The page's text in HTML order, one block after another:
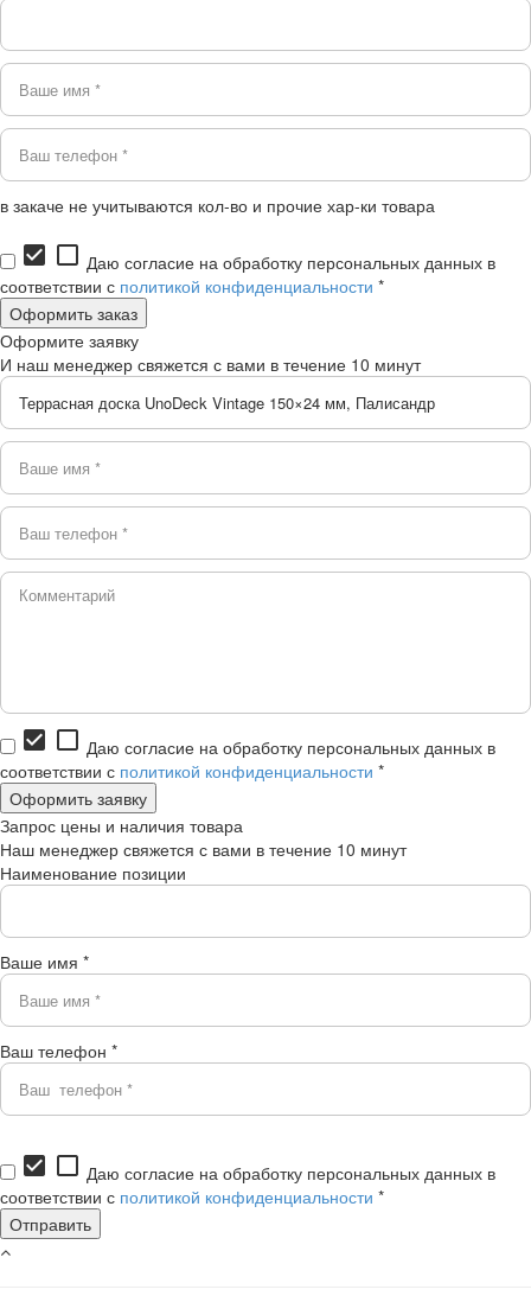
в закаче не учитываются кол-во и прочие хар-ки товара
check_box check_box_outline_blank Даю согласие на обработку персональных данных в
соответствии с политикой конфиденциальности *
Оформите заявку
И наш менеджер свяжется с вами в течение 10 минут
check_box check_box_outline_blank Даю согласие на обработку персональных данных в
соответствии с политикой конфиденциальности *
Запрос цены и наличия товара
Наш менеджер свяжется с вами в течение 10 минут
Наименование позиции
Ваше имя *
Ваш телефон *
check_box check_box_outline_blank Даю согласие на обработку персональных данных в
соответствии с политикой конфиденциальности *